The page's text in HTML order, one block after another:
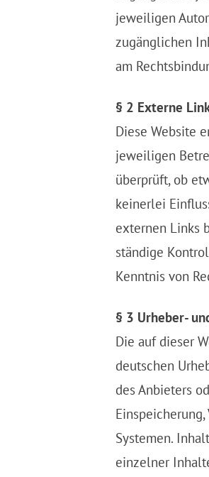
jeweiligen
zugänglichen
am
§ 2 Externe
Diese Website
jeweiligen
überprüft, ob
keinerlei
externen Links
ständige
Kenntnis von
§ 3 Urheber-
Die auf dieser
deutschen
des Anbieters
Systemen.
einzelner